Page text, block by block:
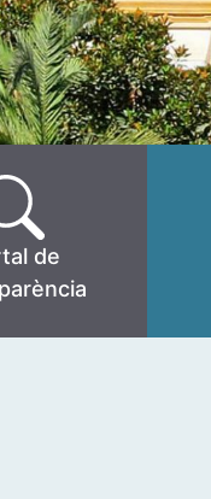
de